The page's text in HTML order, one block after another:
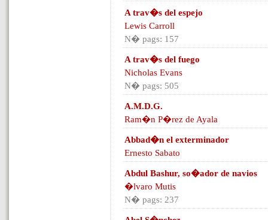
A trav�s del espejo
Lewis Carroll
N� pags: 157
A trav�s del fuego
Nicholas Evans
N� pags: 505
A.M.D.G.
Ram�n P�rez de Ayala
Abbad�n el exterminador
Ernesto Sabato
Abdul Bashur, so�ador de navios
�lvaro Mutis
N� pags: 237